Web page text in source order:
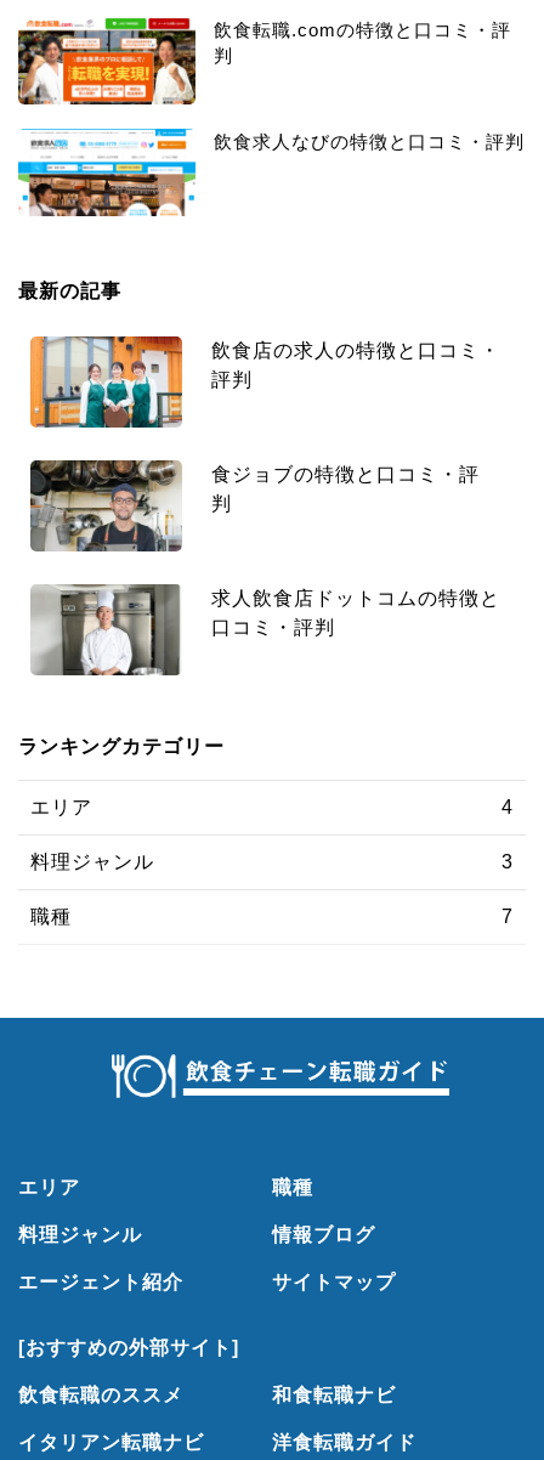
飲食転職.comの特徴と口コミ・評
判
飲食求人なびの特徴と口コミ・評判
最新の記事
飲食店の求人の特徴と口コミ・
評判
食ジョブの特徴と口コミ・評
判
求人飲食店ドットコムの特徴と
口コミ・評判
ランキングカテゴリー
エリア 4
料理ジャンル 3
職種 7
エリア 職種
料理ジャンル 情報ブログ
エージェント紹介 サイトマップ
[おすすめの外部サイト]
飲食転職のススメ 和食転職ナビ
イタリアン転職ナビ 洋食転職ガイド